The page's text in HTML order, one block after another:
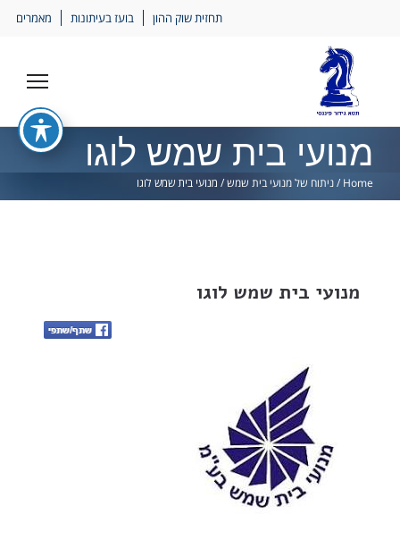
תחזית שוק ההון בועז בעיתונות מאמרים
מנועי בית שמש לוגו
Home
/ניתוח של מנועי בית שמש/ מנועי בית שמש לוגו
מנועי בית שמש לוגו